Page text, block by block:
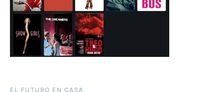
EL FUTURO EN CASA